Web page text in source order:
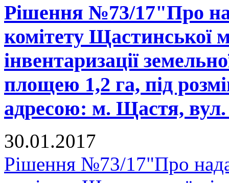
Рішення №73/17"Про
комітету Щастинської
інвентаризації
площею 1,2 га, під
адресою: м. Щастя, вул.
30.01.2017
Рішення №73/17"Про